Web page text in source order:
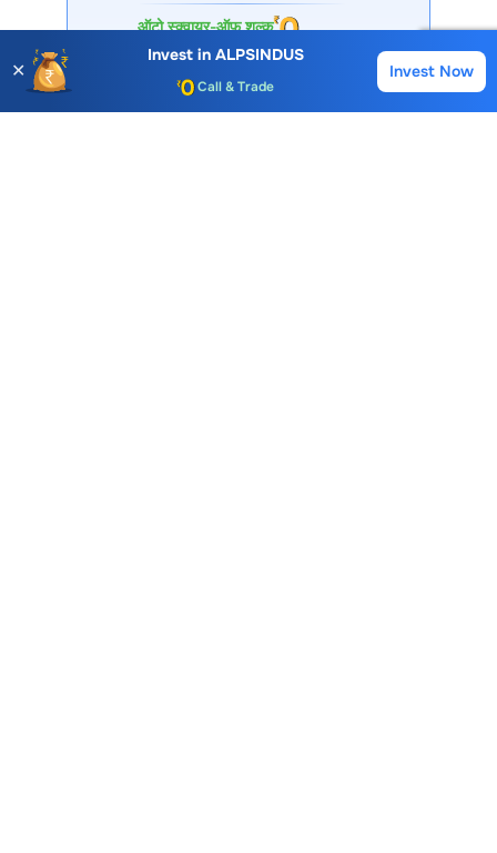
ऑटो स्क्वायर-ऑफ शुल्क
कॉल और ट्रेड शुल्क
✕
Invest in ALPSINDUS
AMC for 1st Year
Auto Square Off Charges
Call & Trade
Invest Now